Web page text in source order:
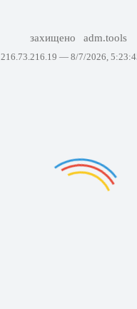
захищено adm.tools
216.73.216.19 — 8/7/2026,